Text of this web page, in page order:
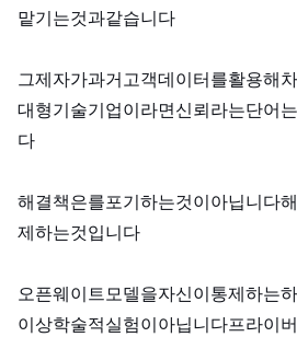
맡기는 것과 같습니다.
그 제3자가 과거 고객 데이터를 활용해
대형 기술 기업이라면, “신뢰”라는 단어
다.
해결책은 AI를 포기하는 것이 아닙니다.
제하는 것입니다.
오픈 웨이트 모델을 자신이 통제하는 하드웨
이상 학술적 실험이 아닙니다. 프라이